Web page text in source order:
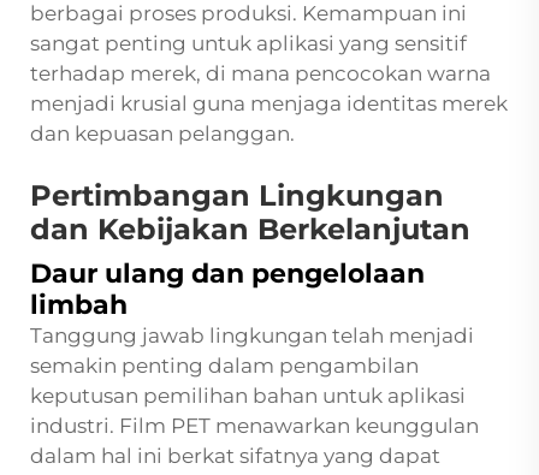
berbagai proses produksi. Kemampuan ini
sangat penting untuk aplikasi yang sensitif
terhadap merek, di mana pencocokan warna
menjadi krusial guna menjaga identitas merek
dan kepuasan pelanggan.
Pertimbangan Lingkungan
dan Kebijakan Berkelanjutan
Daur ulang dan pengelolaan
limbah
Tanggung jawab lingkungan telah menjadi
semakin penting dalam pengambilan
keputusan pemilihan bahan untuk aplikasi
industri. Film PET menawarkan keunggulan
dalam hal ini berkat sifatnya yang dapat